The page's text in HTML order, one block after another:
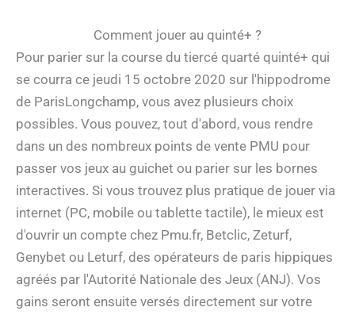
Comment jouer au quinté+ ?
Pour parier sur la course du tiercé quarté quinté+ qui
se courra ce jeudi 15 octobre 2020 sur l'hippodrome
de ParisLongchamp, vous avez plusieurs choix
possibles. Vous pouvez, tout d'abord, vous rendre
dans un des nombreux points de vente PMU pour
passer vos jeux au guichet ou parier sur les bornes
interactives. Si vous trouvez plus pratique de jouer via
internet (PC, mobile ou tablette tactile), le mieux est
d'ouvrir un compte chez Pmu.fr, Betclic, Zeturf,
Genybet ou Leturf, des opérateurs de paris hippiques
agréés par l'Autorité Nationale des Jeux (ANJ). Vos
gains seront ensuite versés directement sur votre